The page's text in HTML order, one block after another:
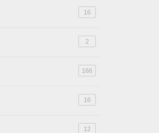
16
2
166
16
12